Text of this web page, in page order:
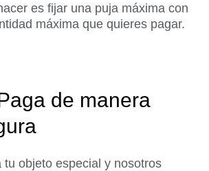
es fijar una puja máxima con
máxima que quieres pagar.
de manera
tu objeto especial y nosotros